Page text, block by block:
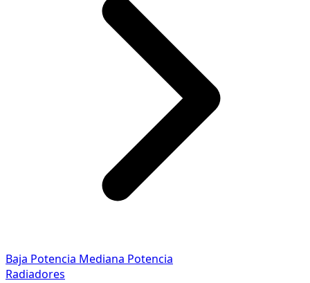
Baja Potencia Mediana Potencia
Radiadores